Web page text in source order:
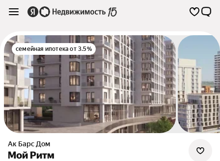
семейная ипотека от 3.5%
Ак Барс Дом
Мой Ритм